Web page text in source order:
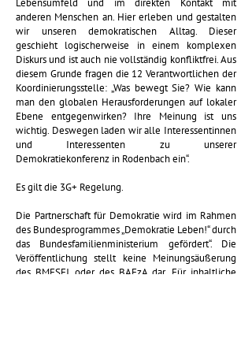
Lebensumfeld und im direkten Kontakt mit
anderen Menschen an. Hier erleben und gestalten
wir unseren demokratischen Alltag. Dieser
geschieht logischerweise in einem komplexen
Diskurs und ist auch nie vollständig konfliktfrei. Aus
diesem Grunde fragen die 12 Verantwortlichen der
Koordinierungsstelle: „Was bewegt Sie? Wie kann
man den globalen Herausforderungen auf lokaler
Ebene entgegenwirken? Ihre Meinung ist uns
wichtig. Deswegen laden wir alle Interessentinnen
und Interessenten zu unserer
Demokratiekonferenz in Rodenbach ein“.
Es gilt die 3G+ Regelung.
Die Partnerschaft für Demokratie wird im Rahmen
des Bundesprogrammes „Demokratie Leben!“ durch
das Bundesfamilienministerium gefördert“. Die
Veröffentlichung stellt keine Meinungsäußerung
des BMFSFJ oder des BAFzA dar. Für inhaltliche